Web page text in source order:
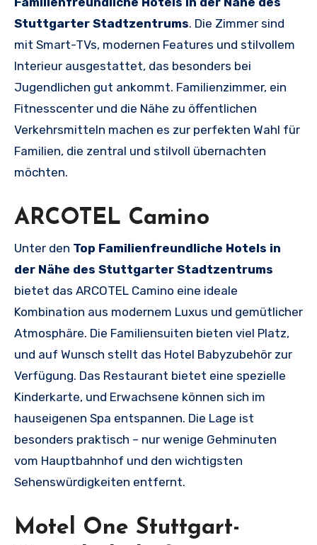
Stuttgarter Stadtzentrums. Die Zimmer sind
mit Smart-TVs, modernen Features und stilvollem
Interieur ausgestattet, das besonders bei
Jugendlichen gut ankommt. Familienzimmer, ein
Fitnesscenter und die Nähe zu öffentlichen
Verkehrsmitteln machen es zur perfekten Wahl für
Familien, die zentral und stilvoll übernachten
möchten.
ARCOTEL Camino
Unter den Top Familienfreundliche Hotels in
der Nähe des Stuttgarter Stadtzentrums
bietet das ARCOTEL Camino eine ideale
Kombination aus modernem Luxus und gemütlicher
Atmosphäre. Die Familiensuiten bieten viel Platz,
und auf Wunsch stellt das Hotel Babyzubehör zur
Verfügung. Das Restaurant bietet eine spezielle
Kinderkarte, und Erwachsene können sich im
hauseigenen Spa entspannen. Die Lage ist
besonders praktisch – nur wenige Gehminuten
vom Hauptbahnhof und den wichtigsten
Sehenswürdigkeiten entfernt.
Motel One Stuttgart-